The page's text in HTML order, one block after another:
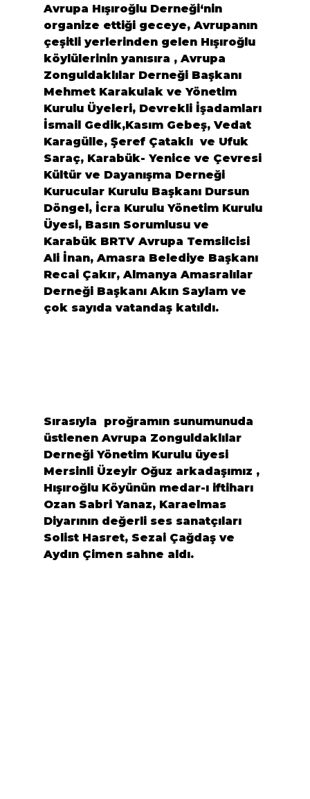
Avrupa Hışıroğlu Derneği‘nin
organize ettiği geceye, Avrupanın
çeşitli yerlerinden gelen Hışıroğlu
köylülerinin yanısıra , Avrupa
Zonguldaklılar Derneği Başkanı
Mehmet Karakulak ve Yönetim
Kurulu Üyeleri, Devrekli İşadamları
İsmail Gedik,Kasım Gebeş, Vedat
Karagülle, Şeref Çataklı
  ve
Ufuk
Saraç, Karabük- Yenice ve Çevresi
Kültür ve Dayanışma Derneği
Kurucular Kurulu Başkanı Dursun
Döngel , İcra Kurulu Yönetim Kurulu
Üyesi, Basın Sorumlusu ve
Karabük BRTV Avrupa Temsilcisi
Ali İnan, Amasra Belediye Başkanı
Recai Çakır, Almanya Amasralılar
Derneği Başkanı Akın Saylam ve
çok sayıda vatandaş katıldı.
Sırasıyla  proğramın sunumunuda
üstlenen Avrupa Zonguldaklılar
Derneği Yönetim Kurulu üyesi
Mersinli Üzeyir Oğuz arkadaşımız ,
Hışıroğlu Köyünün medar-ı iftiharı
Ozan Sabri Yanaz, Karaelmas
Diyarının değerli ses sanatçıları
Solist Hasret, Sezai Çağdaş ve
Aydın Çimen sahne aldı.